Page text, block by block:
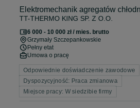
Elektromechanik agregatów
TT-THERMO KING SP. Z O.O.
6 000 - 10 000 zł / mies. brutto
Grzymały Szczepankowskie
Pełny etat
Umowa o pracę
Odpowiednie doświadczenie zawodowe
Dyspozycyjność: Praca zmianowa
Miejsce pracy: W siedzibie firmy